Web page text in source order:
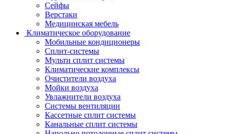
Сейфы
Верстаки
Медицинская мебель
Климатическое оборудование
Мобильные кондиционеры
Сплит-системы
Мульти сплит системы
Климатические комплексы
Очистители воздуха
Мойки воздуха
Увлажнители воздуха
Системы вентиляции
Кассетные сплит системы
Канальные сплит системы